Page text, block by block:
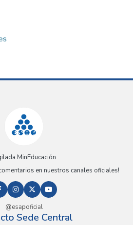
MinEducación
en nuestros canales oficiales!
@esapoficial
Sede Central